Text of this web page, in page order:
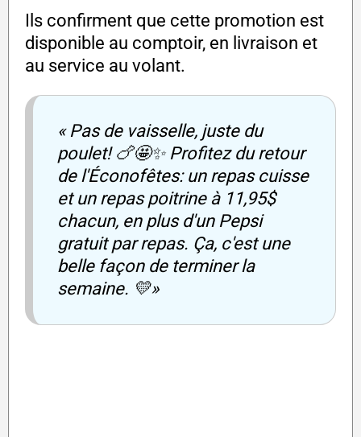
Ils confirment que cette promotion est
disponible au comptoir, en livraison et
au service au volant.
« Pas de vaisselle, juste du
poulet! 🍗🤩✨ Profitez du retour
de l'Éconofêtes: un repas cuisse
et un repas poitrine à 11,95$
chacun, en plus d'un Pepsi
gratuit par repas. Ça, c'est une
belle façon de terminer la
semaine. 💛»